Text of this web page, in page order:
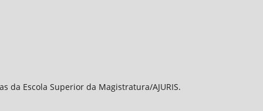
da Escola Superior da Magistratura/AJURIS.